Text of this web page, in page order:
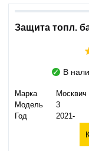
Защита топл.
В
Марка
Москвич
Модель
3
Год
2021-